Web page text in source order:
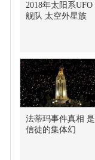
2018年太阳系UFO
舰队 太空外星族
法蒂玛事件真相 是
信徒的集体幻